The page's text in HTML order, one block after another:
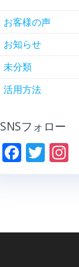
お客様の声
お知らせ
未分類
活用方法
SNSフォロー
F
o
T In
a